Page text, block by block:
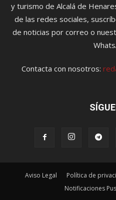
y turismo de Alcalá de
de las redes sociales,
de noticias por correo o
Contacta con nosotros:
Aviso Legal Política de
Notificaciones